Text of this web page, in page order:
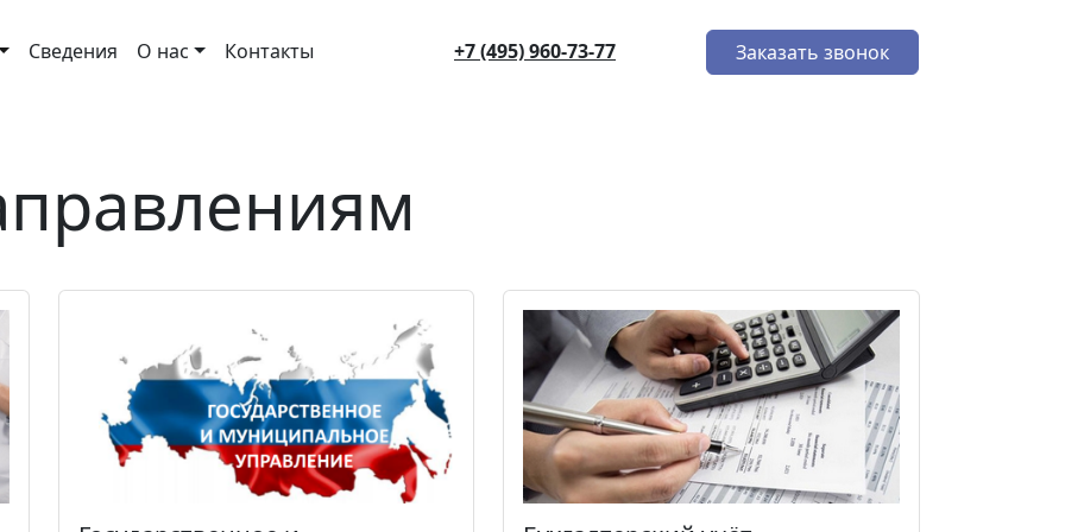
Сведения О нас Контакты +7 (495) 960-73-77 Заказать звонок